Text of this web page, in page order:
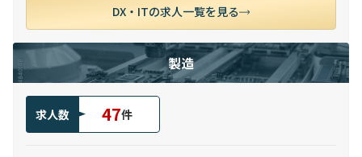
DX・ITの求人一覧を見る
製造
求人数 47件